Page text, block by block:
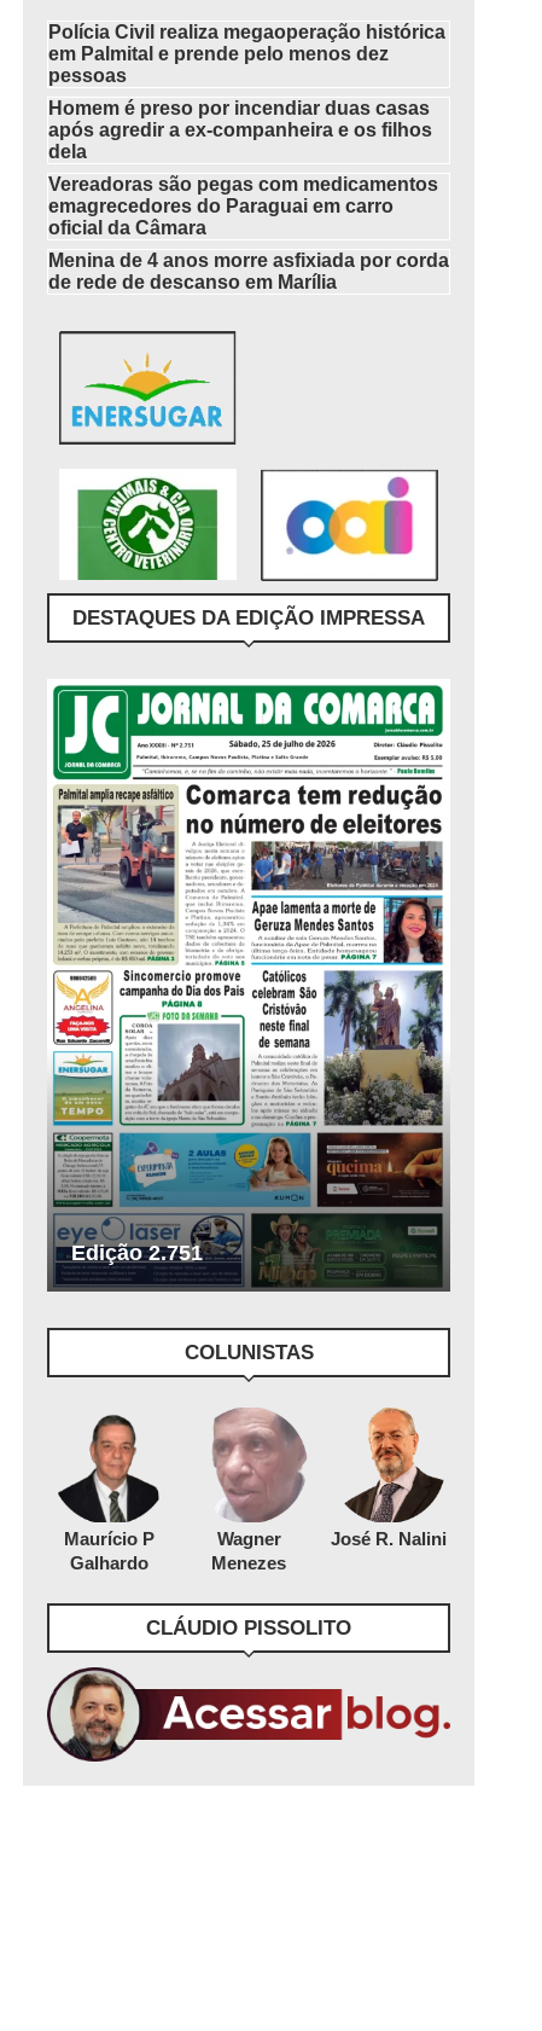
Polícia Civil realiza megaoperação histórica
em Palmital e prende pelo menos dez
pessoas
Homem é preso por incendiar duas casas
após agredir a ex-companheira e os filhos
dela
Vereadoras são pegas com medicamentos
emagrecedores do Paraguai em carro
oficial da Câmara
Menina de 4 anos morre asfixiada por corda
de rede de descanso em Marília
DESTAQUES DA EDIÇÃO IMPRESSA
Edição 2.751
COLUNISTAS
Maurício P
Galhardo
Wagner
Menezes
José R. Nalini
CLÁUDIO PISSOLITO